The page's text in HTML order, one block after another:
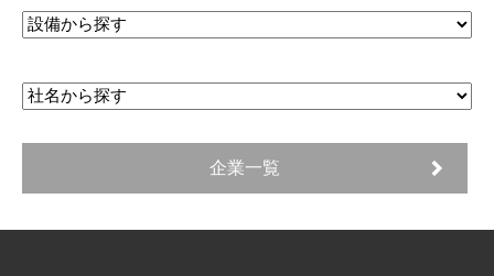
企業一覧